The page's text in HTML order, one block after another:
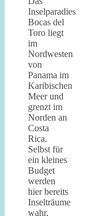
Inselparadies
Bocas del
Toro liegt
im
Nordwesten
von
Panama im
Karibischen
Meer und
grenzt im
Norden an
Costa
Rica.
Selbst für
ein kleines
Budget
werden
hier bereits
Inselträume
wahr,